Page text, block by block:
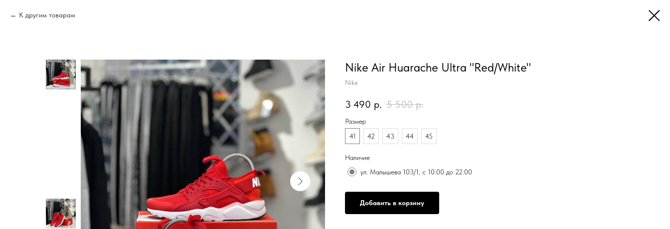
К другим товарам
Nike Air Huarache Ultra "Red/White"
Nike
3 490 р. 5 500 р.
Размер
41
42 43 44 45
Наличие
ул. Малышева 103/1, с 10:00 до 22:00
Добавить в корзину